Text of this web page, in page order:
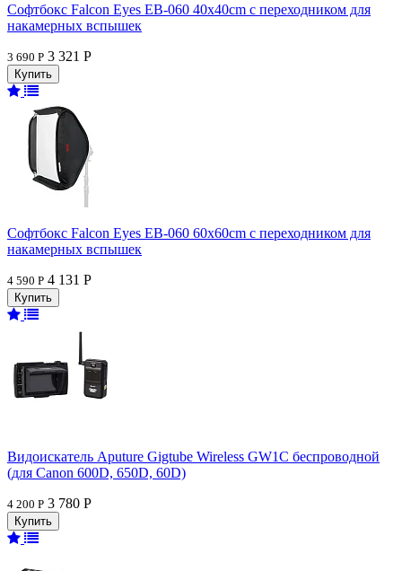
Софтбокс Falcon Eyes EB-060 40x40cm с переходником для
накамерных вспышек
3 690 Р 3 321 Р
Софтбокс Falcon Eyes EB-060 60x60cm с переходником для
накамерных вспышек
4 590 Р 4 131 Р
Видоискатель Aputure Gigtube Wireless GW1C беспроводной
(для Canon 600D, 650D, 60D)
4 200 Р 3 780 Р